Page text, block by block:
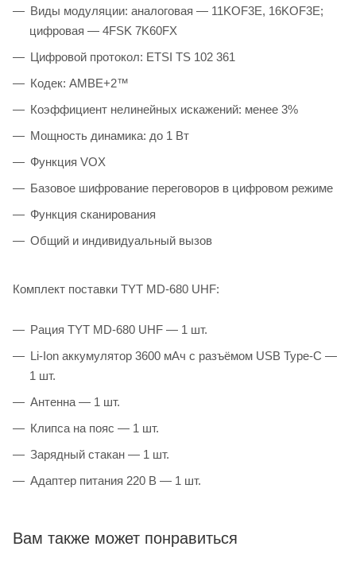
Виды модуляции: аналоговая — 11KOF3E, 16KOF3E;
цифровая — 4FSK 7K60FX
Цифровой протокол: ETSI TS 102 361
Кодек: AMBE+2™
Коэффициент нелинейных искажений: менее 3%
Мощность динамика: до 1 Вт
Функция VOX
Базовое шифрование переговоров в цифровом режиме
Функция сканирования
Общий и индивидуальный вызов
Комплект поставки TYT MD-680 UHF:
Рация TYT MD-680 UHF — 1 шт.
Li-Ion аккумулятор 3600 мАч с разъёмом USB Type-C —
1 шт.
Антенна — 1 шт.
Клипса на пояс — 1 шт.
Зарядный стакан — 1 шт.
Адаптер питания 220 В — 1 шт.
Вам также может понравиться